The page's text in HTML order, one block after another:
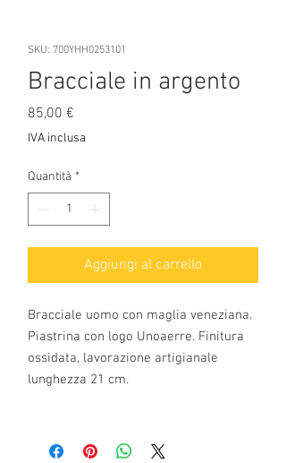
SKU: 700YHH0253101
Bracciale in argento
85,00 €
IVA inclusa
Quantità *
Aggiungi al carrello
Bracciale uomo con maglia veneziana.
Piastrina con logo Unoaerre. Finitura
ossidata, lavorazione artigianale
lunghezza 21 cm.